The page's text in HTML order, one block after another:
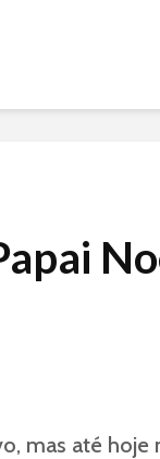
mas até hoje